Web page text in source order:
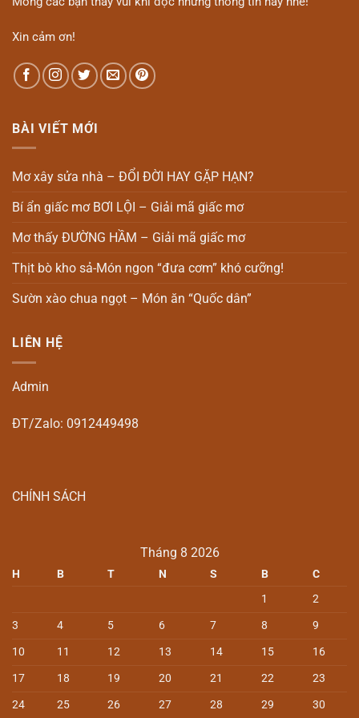
Xin cảm ơn!
BÀI VIẾT MỚI
Mơ xây sửa nhà – ĐỔI ĐỜI HAY GẶP HẠN?
Bí ẩn giấc mơ BƠI LỘI – Giải mã giấc mơ
Mơ thấy ĐƯỜNG HẦM – Giải mã giấc mơ
Thịt bò kho sả-Món ngon “đưa cơm” khó cưỡng!
Sườn xào chua ngọt – Món ăn “Quốc dân”
LIÊN HỆ
Admin
ĐT/Zalo: 0912449498
CHÍNH SÁCH
Tháng 8 2026
H B T N S B
C
1
2
3
4 5 6 7 8
9
10
11 12 13 14 15
16
17
18 19 20 21 22
23
24
25 26 27 28 29 30